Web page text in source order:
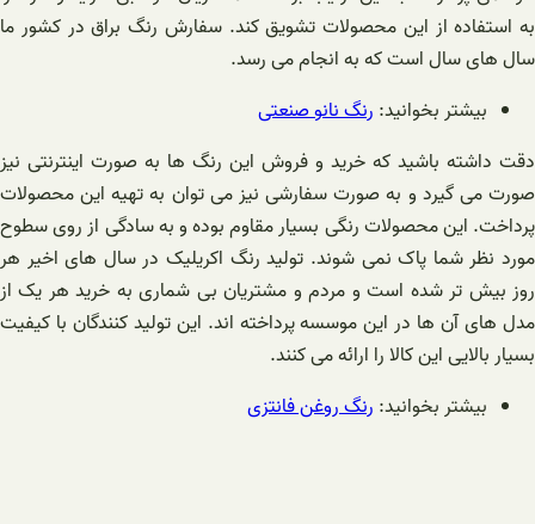
به استفاده از این محصولات تشویق کند. سفارش رنگ براق در کشور ما
سال های سال است که به انجام می رسد.
بیشتر بخوانید: رنگ نانو صنعتی
دقت داشته باشید که خرید و فروش این رنگ ها به صورت اینترنتی نیز
صورت می گیرد و به صورت سفارشی نیز می توان به تهیه این محصولات
پرداخت. این محصولات رنگی بسیار مقاوم بوده و به سادگی از روی سطوح
مورد نظر شما پاک نمی شوند. تولید رنگ اکریلیک در سال های اخیر هر
روز بیش تر شده است و مردم و مشتریان بی شماری به خرید هر یک از
مدل های آن ها در این موسسه پرداخته اند. این تولید کنندگان با کیفیت
بسیار بالایی این کالا را ارائه می کنند.
بیشتر بخوانید: رنگ روغن فانتزی